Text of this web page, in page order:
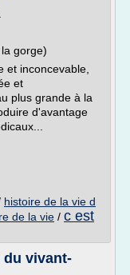
gorge)
et inconcevable,
et
plus grande à la
d'avantage
histoire de la vie d
de la vie / c est
vivant-